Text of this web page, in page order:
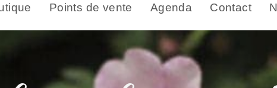
Points de vente Agenda Contact